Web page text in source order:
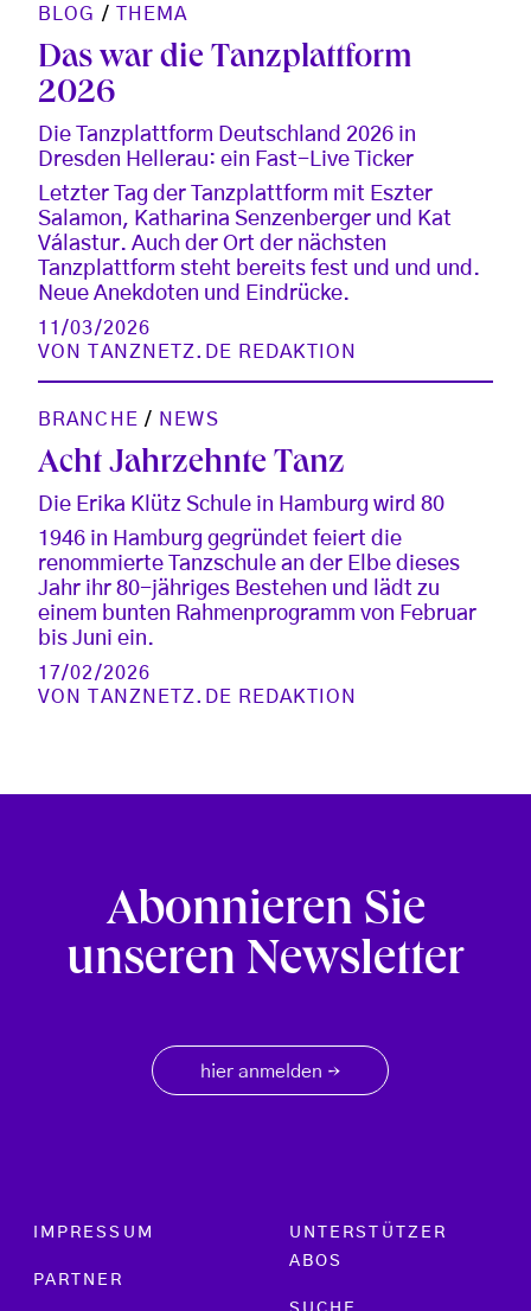
BLOG / THEMA
Das war die Tanzplattform
2026
Die Tanzplattform Deutschland 2026 in
Dresden Hellerau: ein Fast-Live Ticker
Letzter Tag der Tanzplattform mit Eszter
Salamon, Katharina Senzenberger und Kat
Válastur. Auch der Ort der nächsten
Tanzplattform steht bereits fest und und und.
Neue Anekdoten und Eindrücke.
11/03/2026
VON
TANZNETZ.DE REDAKTION
BRANCHE / NEWS
Acht Jahrzehnte Tanz
Die Erika Klütz Schule in Hamburg wird 80
1946 in Hamburg gegründet feiert die
renommierte Tanzschule an der Elbe dieses
Jahr ihr 80-jähriges Bestehen und lädt zu
einem bunten Rahmenprogramm von Februar
bis Juni ein.
17/02/2026
VON
TANZNETZ.DE REDAKTION
Abonnieren Sie
unseren Newsletter
hier anmelden →
Footer menu
IMPRESSUM
PARTNER
UNTERSTÜTZER
ABOS